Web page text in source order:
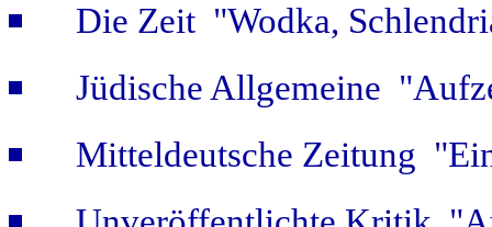
Die Zeit "Wodka,
Jüdische Allgemeine
Mitteldeutsche Zeitung